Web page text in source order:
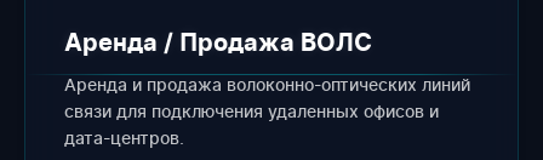
Аренда / Продажа ВОЛС
Аренда и продажа волоконно-оптических линий
связи для подключения удаленных офисов и
дата-центров.